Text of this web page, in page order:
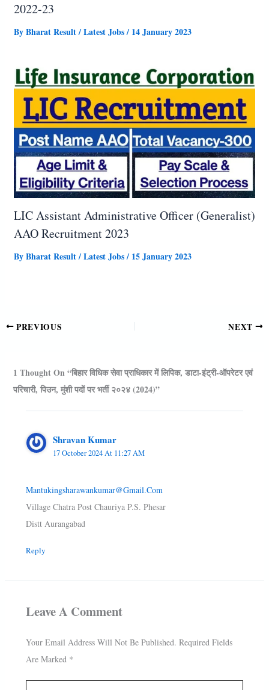
2022-23
ByBharat Result/Latest Jobs/ 14 January 2023
LIC Assistant Administrative Officer (Generalist)
AAO Recruitment 2023
ByBharat Result/Latest Jobs/ 15 January 2023
PREVIOUS NEXT
1 Thought On “बिहार विधिक सेवा प्राधिकार में लि‍पिक, डाटा-इंट्री-ऑपरेटर एवं
परिचारी, पिउन, मुंशी पदाें पर भर्ती २०२४ (2024)”
Shravan Kumar
17 October 2024 At 11:27 AM
Mantukingsharawankumar@gmail.com
Village Chatra Post Chauriya P.s. Phesar
Distt Aurangabad
Reply
Leave A Comment
Your Email Address Will Not Be Published. Required Fields
Are Marked *